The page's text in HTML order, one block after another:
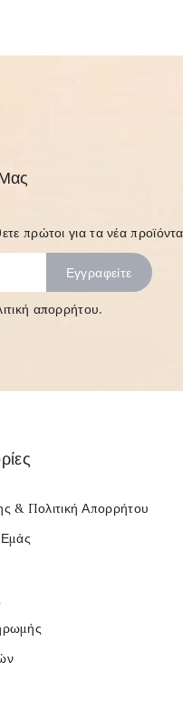
για τα νέα
απορρήτου.
& Πολιτική Απορρήτου